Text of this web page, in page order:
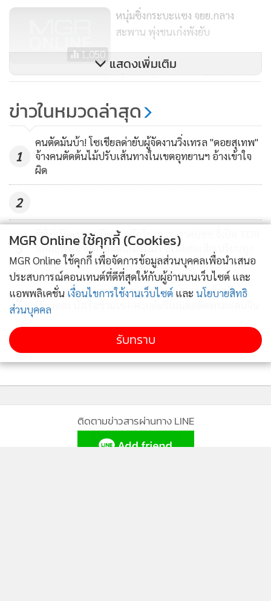
1,050
หนุ่มซิ่งกระบะแซง จยย.กลาง
สะพาน พุ่งชนเก๋งพังยับ
610
เสื้อแดงกำแพงเพชรเต้นตาม-เผา
แสดงเพิ่มเติม
ข่าวในหมวดล่าสุด
1
คนตัดมันบ้า! โซเชียลด่ายับผู้จัดงานวิ่งเทรล "ดอยสุเทพ"
จ้างคนตัดต้นไม้ปรับเส้นทางในเขตอุทยานฯ อ้างเข้าใจ
ผิด
2
3
รัฐไม่เปิดเราจะเปิดเอง!นักวิชาการ-ภาคปชช.จี้เปิด TOR
แก้มลพิษข้ามพรมแดนเมียนมา ชี้ไทยส่อเสียเปรียบทุก
ประตู
4
แกะรอยพบคู่หูทรชนลาวปล้นร้านทองกลางห้างดัง
เชียงของ นั่งเรือข้ามโขง-ควบคัมรี่เผ่นต่อติดพรมแดนจีน
ข่าวอื่นในหมวด
ติดตามข่าวสารผ่านทาง LINE
MGR Online ใช้คุกกี้ (Cookies)
MGR Online ใช้คุกกี้ เพื่อจัดการข้อมูลส่วนบุคคลเพื่อนำเสนอ
ประสบการณ์คอนเทนต์ที่ดีที่สุดให้กับผู้อ่านบนเว็บไซต์ และ
แอพพลิเคชั่น เงื่อนไขการใช้งานเว็บไซต์ และ นโยบายสิทธิ
ส่วนบุคคล
รับทราบ